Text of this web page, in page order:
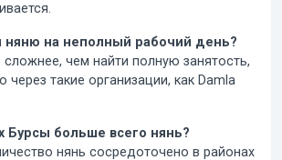
няню на неполный рабочий день?
чем найти полную занятость,
такие организации, как Damla
Бурсы больше всего нянь?
нянь сосредоточено в районах